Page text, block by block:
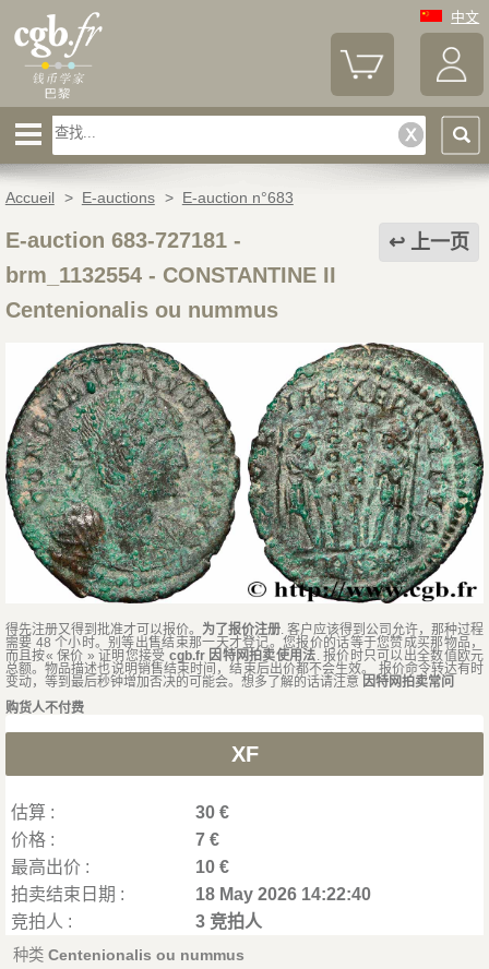
中文
Accueil > E-auctions > E-auction n°683
上一页
E-auction 683-727181 -
brm_1132554- CONSTANTINE II
Centenionalis ou nummus
得先注册又得到批准才可以报价。 为了报价注册. 客户应该得到公司允许，那种过程
需要 48 个小时。别等出售结束那一天才登记。您报价的话等于您赞成买那物品，
而且按« 保价 » 证明您接受 cgb.fr 因特网拍卖使用法. 报价时只可以出全数值欧元
总额。物品描述也说明销售结束时间，结束后出价都不会生效。 报价命令转达有时
变动，等到最后秒钟增加否决的可能会。想多了解的话请注意 因特网拍卖常问
购货人不付费
XF
估算 :
30 €
价格 :
7 €
最高出价 :
10 €
拍卖结束日期 :
18 May 2026 14:22:40
竞拍人 :
3 竞拍人
种类 Centenionalis ou nummus